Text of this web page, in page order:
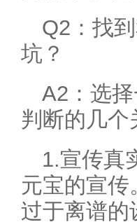
Q2：找
坑？
A2：选
判断的几个
1.宣传真
元宝的宣
过于离谱的